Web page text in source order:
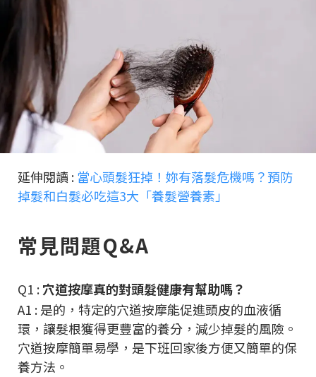
延伸閱讀 :當心頭髮狂掉！妳有落髮危機嗎？預防
掉髮和白髮必吃這3大「養髮營養素」
常見問題Q&A
Q1 :穴道按摩真的對頭髮健康有幫助嗎？
A1 : 是的，特定的穴道按摩能促進頭皮的血液循
環，讓髮根獲得更豐富的養分，減少掉髮的風險。
穴道按摩簡單易學，是下班回家後方便又簡單的保
養方法。